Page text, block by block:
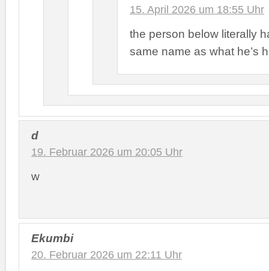
15. April 2026 um 18:55 Uhr
the person below literally
same name as what he’s
d
19. Februar 2026 um 20:05 Uhr
w
Ekumbi
20. Februar 2026 um 22:11 Uhr